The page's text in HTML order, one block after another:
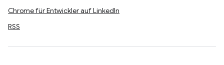
Chrome für Entwickler auf LinkedIn
RSS